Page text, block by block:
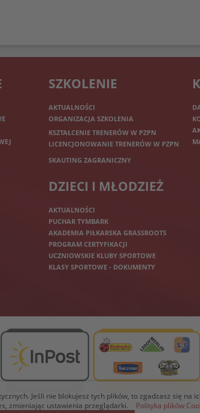
SZKOLENIE
AKTUALNOŚCI
ORGANIZACJA SZKOLENIA
KSZTAŁCENIE TRENERÓW W PZPN
LICENCJONOWANIE TRENERÓW W PZPN
SKAUTING ZAGRANICZNY
DZIECI I MŁODZIEŻ
AKTUALNOŚCI
PUCHAR TYMBARK
AKADEMIA PIŁKARSKA GRASSROOTS
PROGRAM CERTYFIKACJI
UCZNIOWSKIE KLUBY SPORTOWE
KLASY SPORTOWE - DOKUMENTY
Jeśli nie blokujesz tych plików, to zgadzasz się
zmieniając ustawienia przeglądarki.
Polityka plików